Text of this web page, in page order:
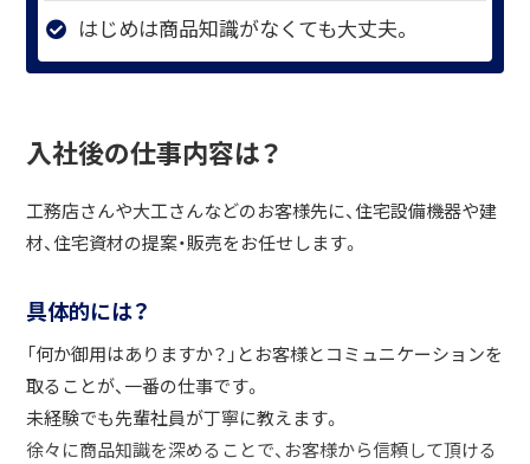
はじめは商品知識がなくても大丈夫。
入社後の仕事内容は？
工務店さんや大工さんなどのお客様先に、住宅設備機器や建
材、住宅資材の提案・販売をお任せします。
具体的には？
「何か御用はありますか？」とお客様とコミュニケーションを
取ることが、一番の仕事です。
未経験でも先輩社員が丁寧に教えます。
徐々に商品知識を深めることで、お客様から信頼して頂ける